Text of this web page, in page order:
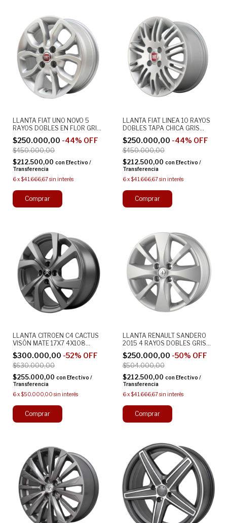
LLANTA FIAT UNO NOVO 5
RAYOS DOBLES EN FLOR GRIS
14X6 4X98 ORIGINAL
ALEACION
$250.000,00 -44% OFF
$450.000,00
$212.500,00 con Efectivo /
Transferencia
6x$41.666,67sin interés
LLANTA FIAT LINEA 10 RAYOS
DOBLES TAPA CHICA GRIS
15X6 4X98 ORIGINAL
ALEACION
$250.000,00 -44% OFF
$450.000,00
$212.500,00 con Efectivo /
Transferencia
6 x$41.666,67sin interés
LLANTA CITROEN C4 CACTUS
VISÓN MATE 17X7 4X108
ALEACION
$300.000,00 -52% OFF
$630.000,00
$255.000,00 con Efectivo /
Transferencia
6x$50.000,00 sin interés
LLANTA RENAULT SANDERO
2015 4 RAYOS DOBLES GRIS
16X7 4X100 ALEACION
$250.000,00 -50% OFF
$504.000,00
$212.500,00 con Efectivo /
Transferencia
6 x$41.666,67sin interés